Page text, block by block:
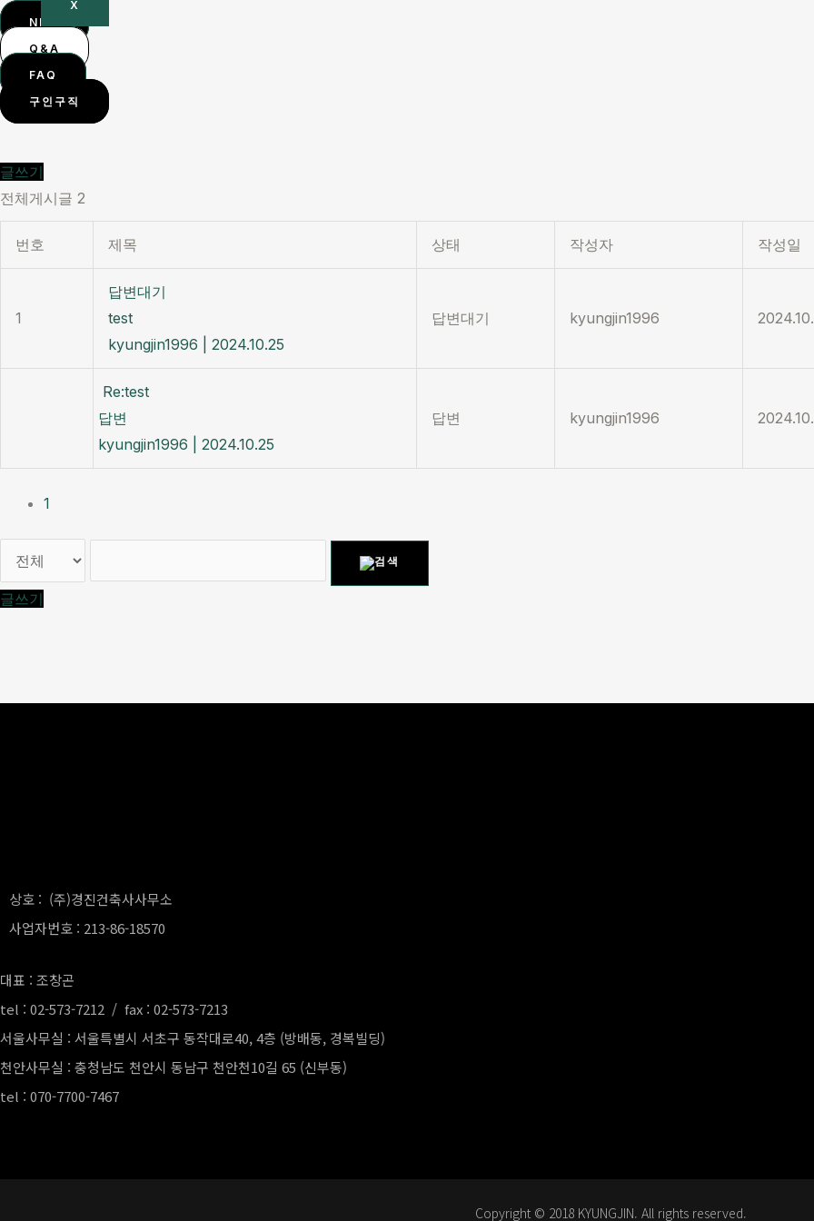
X
NEW
Q&A
FAQ
구인구직
글쓰기
전체게시글 2
번호 제목 상태 작성자 작성일
1
답변대기
test
kyungjin1996
2024.10.25
답변대기 kyungjin1996
Re:test
답변
kyungjin1996
2024.10.25
답변 kyungjin1996
1
글쓰기
상호 : (주)경진건축사사무소
사업자번호 : 213-86-18570
대표 : 조창곤
tel : 02-573-7212 / fax : 02-573-7213
서울사무실 : 서울특별시 서초구 동작대로40, 4층 (방배동, 경복빌딩)
천안사무실 : 충청남도 천안시 동남구 천안천10길 65 (신부동)
tel : 070-7700-7467
Copyright © 2018 KYUNGJIN. All rights reserved.